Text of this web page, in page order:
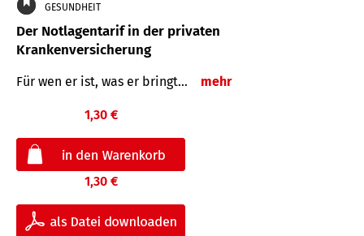
GESUNDHEIT
Der Notlagentarif in der privaten
Krankenversicherung
Für wen er ist, was er bringt… mehr
1,30 €
1,30 €